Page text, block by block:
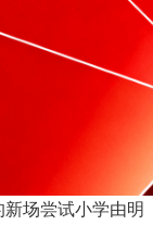
场尝试小学由明